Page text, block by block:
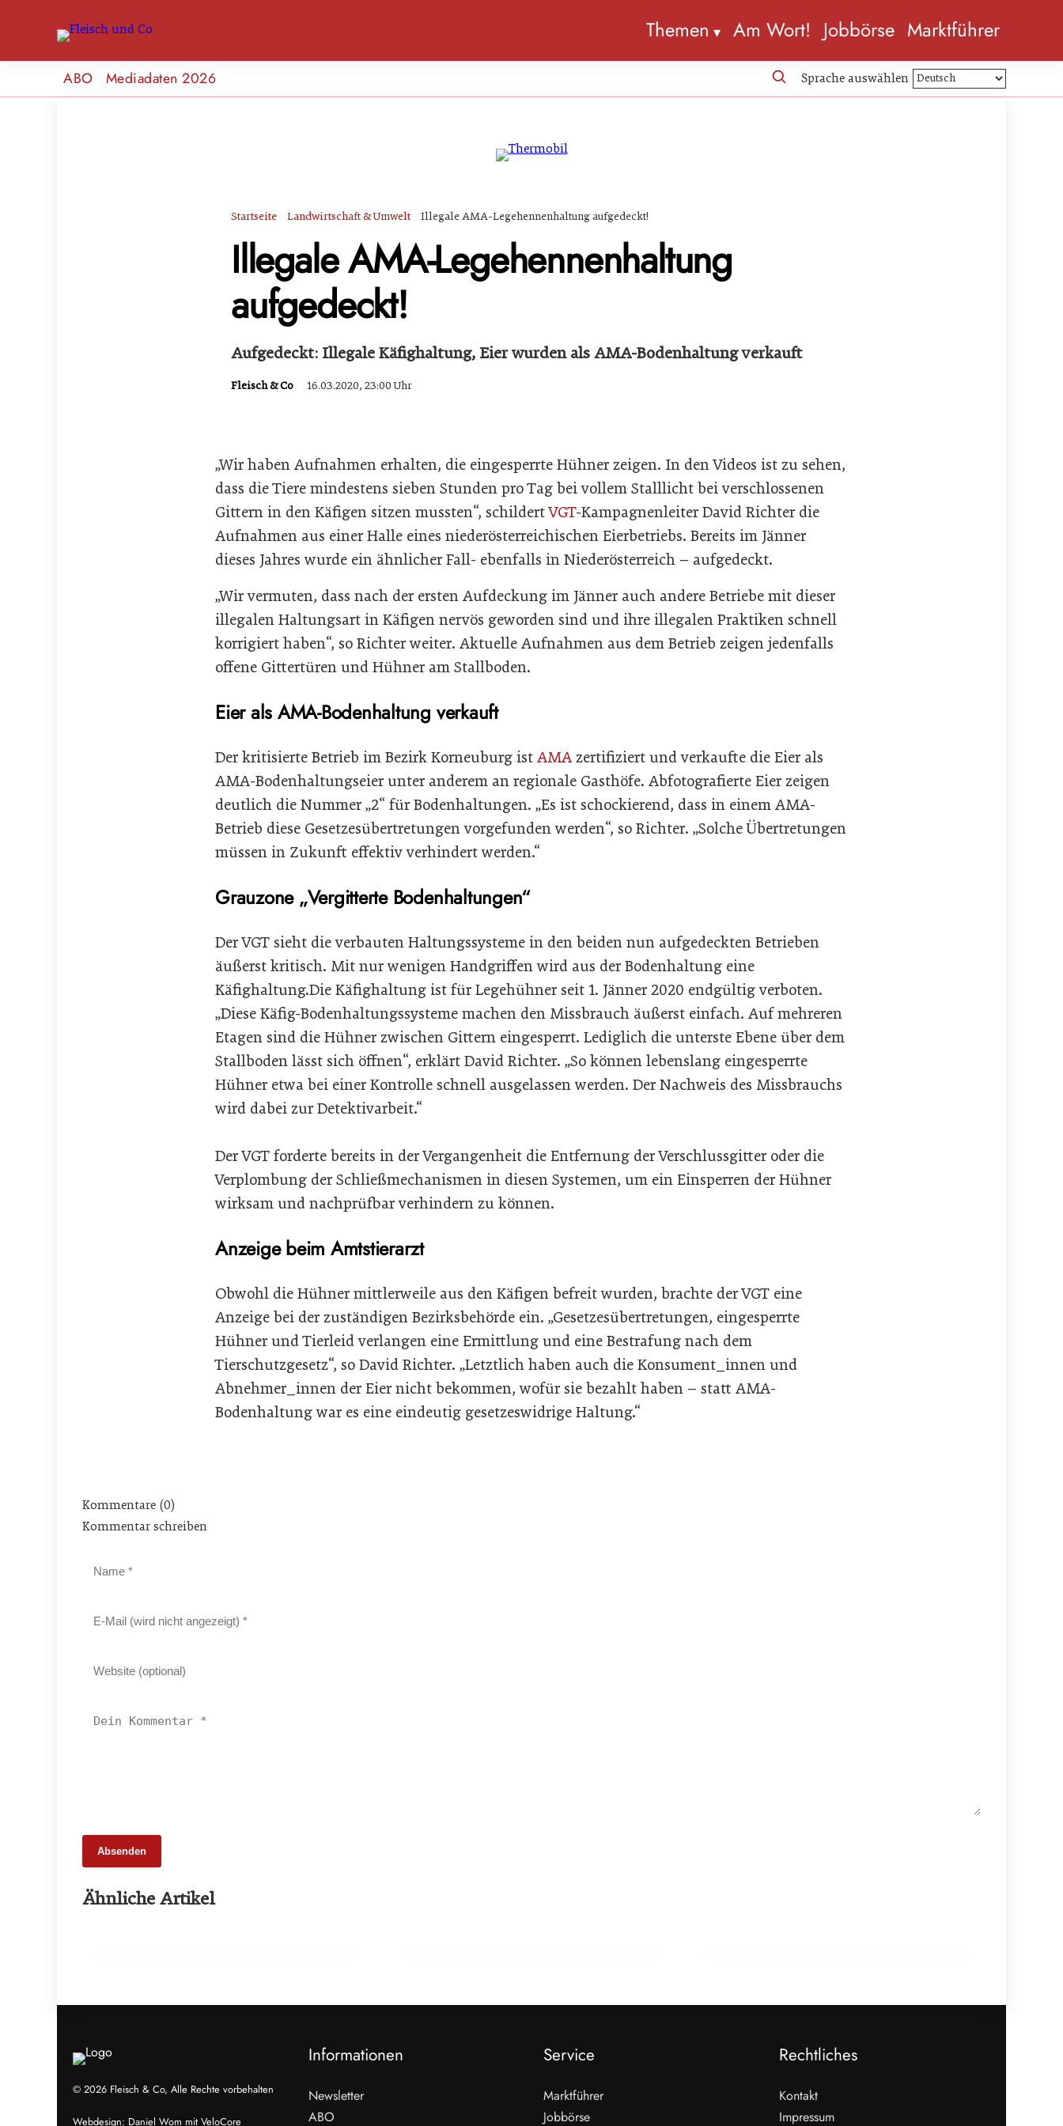
Themen Am Wort! Jobbörse Marktführer
ABO Mediadaten 2026 Sprache auswählen
Startseite Landwirtschaft & Umwelt Illegale AMA-Legehennenhaltung aufgedeckt!
Illegale AMA-Legehennenhaltung
aufgedeckt!
Aufgedeckt: Illegale Käfighaltung, Eier wurden als AMA-Bodenhaltung verkauft
Fleisch & Co 16.03.2020, 23:00 Uhr
„Wir haben Aufnahmen erhalten, die eingesperrte Hühner zeigen. In den Videos ist zu sehen,
dass die Tiere mindestens sieben Stunden pro Tag bei vollem Stalllicht bei verschlossenen
Gittern in den Käfigen sitzen mussten“, schildertVGT-Kampagnenleiter David Richter die
Aufnahmen aus einer Halle eines niederösterreichischen Eierbetriebs. Bereits im Jänner
dieses Jahres wurde ein ähnlicher Fall- ebenfalls in Niederösterreich – aufgedeckt.
„Wir vermuten, dass nach der ersten Aufdeckung im Jänner auch andere Betriebe mit dieser
illegalen Haltungsart in Käfigen nervös geworden sind und ihre illegalen Praktiken schnell
korrigiert haben“, so Richter weiter. Aktuelle Aufnahmen aus dem Betrieb zeigen jedenfalls
offene Gittertüren und Hühner am Stallboden.
Eier als AMA-Bodenhaltung verkauft
Der kritisierte Betrieb im Bezirk Korneuburg ist AMA zertifiziert und verkaufte die Eier als
AMA-Bodenhaltungseier unter anderem an regionale Gasthöfe. Abfotografierte Eier zeigen
deutlich die Nummer „2“ für Bodenhaltungen. „Es ist schockierend, dass in einem AMA-
Betrieb diese Gesetzesübertretungen vorgefunden werden“, so Richter. „Solche Übertretungen
müssen in Zukunft effektiv verhindert werden.“
Grauzone „Vergitterte Bodenhaltungen“
Der VGT sieht die verbauten Haltungssysteme in den beiden nun aufgedeckten Betrieben
äußerst kritisch. Mit nur wenigen Handgriffen wird aus der Bodenhaltung eine
Käfighaltung.Die Käfighaltung ist für Legehühner seit 1. Jänner 2020 endgültig verboten.
„Diese Käfig-Bodenhaltungssysteme machen den Missbrauch äußerst einfach. Auf mehreren
Etagen sind die Hühner zwischen Gittern eingesperrt. Lediglich die unterste Ebene über dem
Stallboden lässt sich öffnen“, erklärt David Richter. „So können lebenslang eingesperrte
Hühner etwa bei einer Kontrolle schnell ausgelassen werden. Der Nachweis des Missbrauchs
wird dabei zur Detektivarbeit.“
Der VGT forderte bereits in der Vergangenheit die Entfernung der Verschlussgitter oder die
Verplombung der Schließmechanismen in diesen Systemen, um ein Einsperren der Hühner
wirksam und nachprüfbar verhindern zu können.
Anzeige beim Amtstierarzt
Obwohl die Hühner mittlerweile aus den Käfigen befreit wurden, brachte der VGT eine
Anzeige bei der zuständigen Bezirksbehörde ein. „Gesetzesübertretungen, eingesperrte
Hühner und Tierleid verlangen eine Ermittlung und eine Bestrafung nach dem
Tierschutzgesetz“, so David Richter. „Letztlich haben auch die Konsument_innen und
Abnehmer_innen der Eier nicht bekommen, wofür sie bezahlt haben – statt AMA-
Bodenhaltung war es eine eindeutig gesetzeswidrige Haltung.“
Kommentare (0)
Kommentar schreiben
Absenden
Ähnliche Artikel
Neues Rekordniveau: Bio-Anteil nähert
© 2026 Fleisch & Co, Alle Rechte vorbehalten
Webdesign: Daniel Wom mit VeloCore
Informationen
Newsletter
ABO
Service
Marktführer
Jobbörse
Rechtliches
Kontakt
Impressum